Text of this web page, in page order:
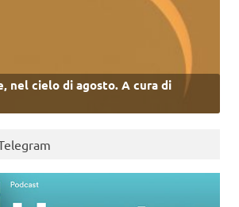
nel cielo di agosto. A cura di